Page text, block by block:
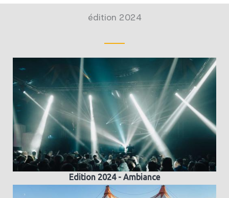
édition 2024
Edition 2024 - Ambiance